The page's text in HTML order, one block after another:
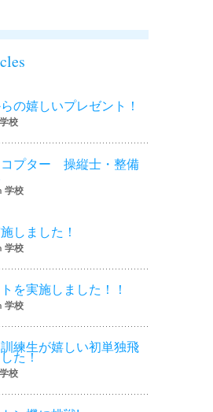
の嬉しいプレゼント！
学校
コプター 操縦士・整備
学校
しました！
学校
を実施しました！！
学校
練生が嬉しい初単独飛
た！
学校